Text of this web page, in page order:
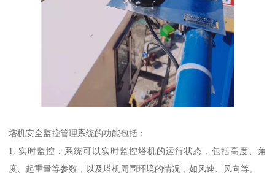
塔机安全监控管理系统的功能包括：
1. 实时监控：系统可以实时监控塔机的运行状态，包括高度、角
度、起重量等参数，以及塔机周围环境的情况，如风速、风向等。